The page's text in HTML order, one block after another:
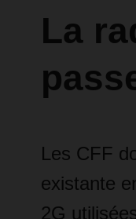
La
Les CFF
existante
2G